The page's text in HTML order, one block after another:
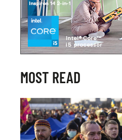
MOST READ